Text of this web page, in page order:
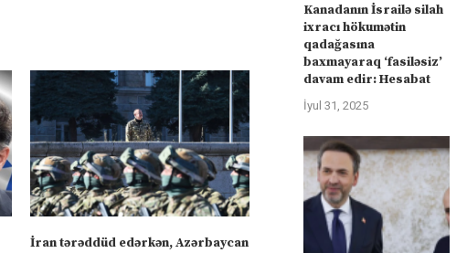
İran tərəddüd edərkən, Azərbaycan
Suriyalı və israilli nazirlər cümə
Kanadanın İsrailə silah
ixracı hökumətin
qadağasına
baxmayaraq ‘fasiləsiz’
davam edir: Hesabat
İyul 31, 2025